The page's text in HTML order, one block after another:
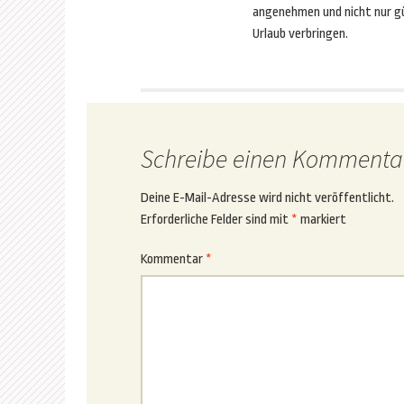
angenehmen und nicht nur
Urlaub verbringen.
Schreibe einen
Deine E-Mail-Adresse wird nicht veröffentlicht.
Erforderliche Felder sind mit * markiert
Kommentar *